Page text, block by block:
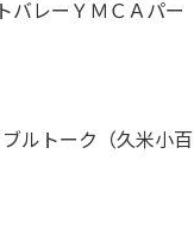
バレーＹＭＣＡパー
ルトーク（久米小百